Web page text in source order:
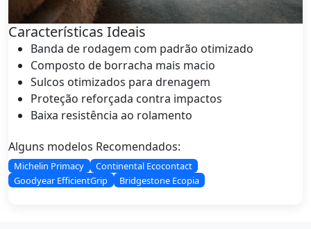
Características Ideais
Banda de rodagem com padrão otimizado
Composto de borracha mais macio
Sulcos otimizados para drenagem
Proteção reforçada contra impactos
Baixa resistência ao rolamento
Alguns modelos Recomendados:
Michelin Primacy
Continental Ecocontact
Goodyear EfficientGrip
Bridgestone Ecopia